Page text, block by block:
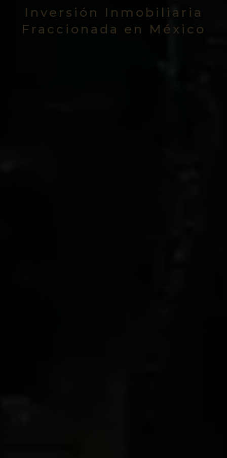
Inversión Inmobiliaria
Fraccionada en México